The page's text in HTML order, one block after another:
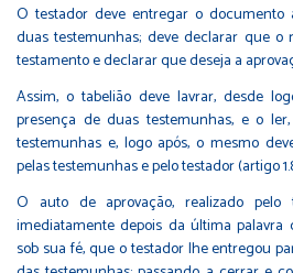
O testador deve entregar o documento
duas testemunhas; deve declarar que
testamento e declarar que deseja a
Assim, o tabelião deve lavrar, desde
presença de duas testemunhas, e o
testemunhas e, logo após, o mesmo
pelas testemunhas e pelo testador (artigo
O auto de aprovação, realizado pelo
imediatamente depois da última palavra
sob sua fé, que o testador lhe entregou